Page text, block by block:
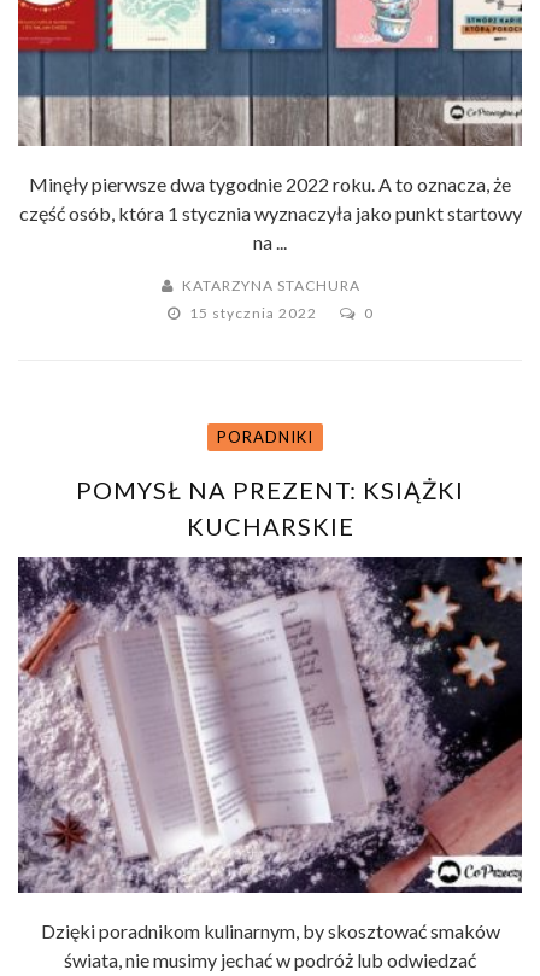
Minęły pierwsze dwa tygodnie 2022 roku. A to oznacza, że
część osób, która 1 stycznia wyznaczyła jako punkt startowy
na ...
KATARZYNA STACHURA
15 stycznia 2022
0
PORADNIKI
POMYSŁ NA PREZENT: KSIĄŻKI
KUCHARSKIE
Dzięki poradnikom kulinarnym, by skosztować smaków
świata, nie musimy jechać w podróż lub odwiedzać